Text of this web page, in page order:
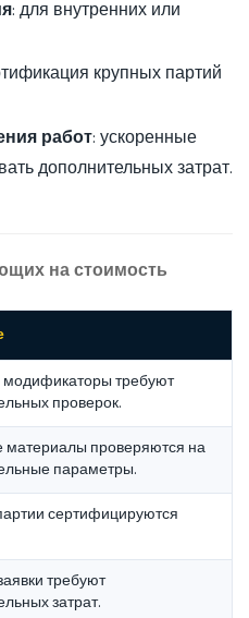
: для внутренних или
крупных партий
работ: ускоренные
дополнительных затрат.
на стоимость
модификаторы требуют
проверок.
проверяются на
параметры.
сертифицируются
требуют
затрат.